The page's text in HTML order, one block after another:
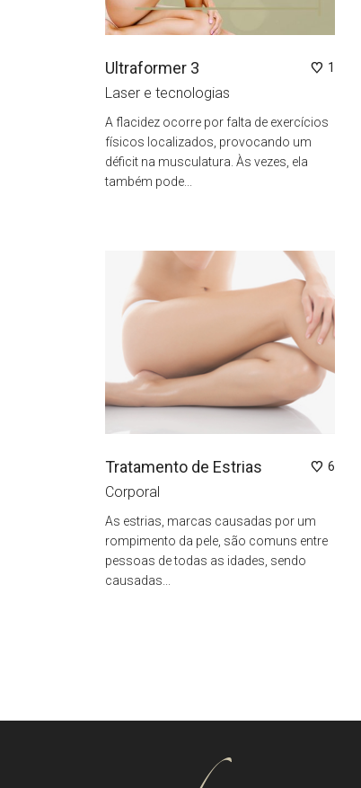
1
Ultraformer 3
Laser e tecnologias
A flacidez ocorre por falta de exercícios
físicos localizados, provocando um
déficit na musculatura. Às vezes, ela
também pode...
6
Tratamento de Estrias
Corporal
As estrias, marcas causadas por um
rompimento da pele, são comuns entre
pessoas de todas as idades, sendo
causadas...